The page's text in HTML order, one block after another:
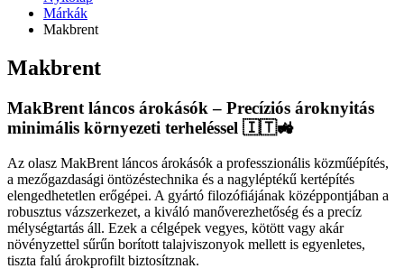
Márkák
Makbrent
Makbrent
MakBrent láncos árokásók – Precíziós ároknyitás
minimális környezeti terheléssel 🇮🇹🚜
Az olasz MakBrent láncos árokásók a professzionális közműépítés,
a mezőgazdasági öntözéstechnika és a nagyléptékű kertépítés
elengedhetetlen erőgépei. A gyártó filozófiájának középpontjában a
robusztus vázszerkezet, a kiváló manőverezhetőség és a precíz
mélységtartás áll. Ezek a célgépek vegyes, kötött vagy akár
növényzettel sűrűn borított talajviszonyok mellett is egyenletes,
tiszta falú árokprofilt biztosítznak.